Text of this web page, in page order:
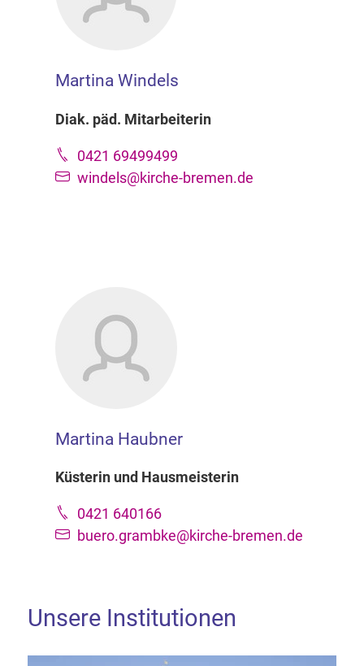
Martina Windels
Diak. päd. Mitarbeiterin
0421 69499499
windels@kirche-bremen.de
Martina Haubner
Küsterin und Hausmeisterin
0421 640166
buero.grambke@kirche-bremen.de
Unsere Institutionen